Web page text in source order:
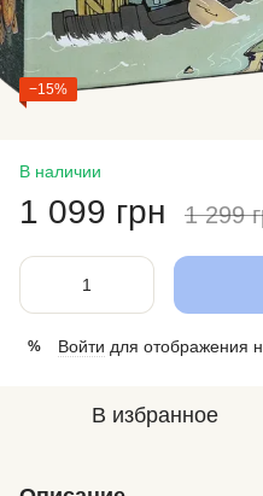
−15%
В наличии
1 099 грн 1 299
% Войти для отображения
В избранное